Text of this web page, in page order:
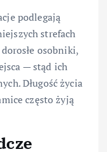
podlegają
strefach
osobniki,
— stąd ich
Długość życia
często żyją